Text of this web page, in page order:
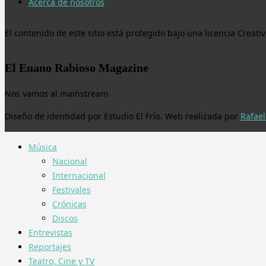
El contenido de este sitio está protegido bajo una licencia
El Enano Rabioso Magazine
Nos vamos al mainstream
Diseño de identidad por Estudio El Frío. Web realizada por
Música
Nacional
Internacional
Festivales
Crónicas
Discos
Entrevistas
Reportajes
Teatro, Cine y TV